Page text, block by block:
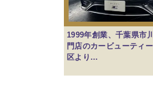
1999年創業、千葉県市
門店のカービューティ
区より…